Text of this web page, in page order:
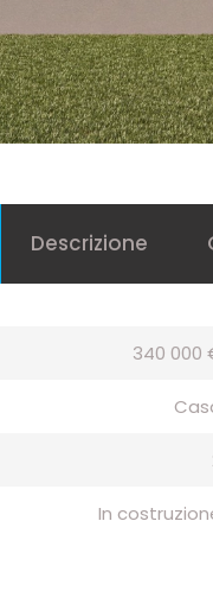
Descrizione
340 000
In